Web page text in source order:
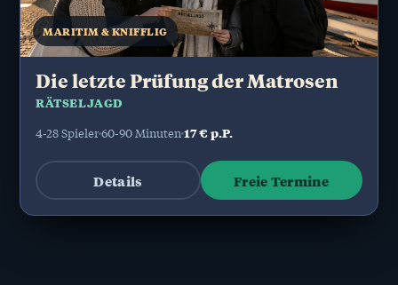
MARITIM & KNIFFLIG
Die letzte Prüfung der Matrosen
RÄTSELJAGD
4-28 Spieler60-90 Minuten17 € p.P.
Details Freie Termine